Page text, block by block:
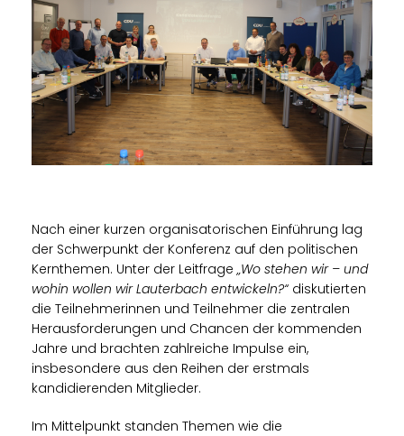
Nach einer kurzen organisatorischen Einführung lag
der Schwerpunkt der Konferenz auf den politischen
Kernthemen. Unter der LeitfrageWo stehen wir – und
wohin wollen wir Lauterbach entwickeln?“ diskutierten
die Teilnehmerinnen und Teilnehmer die zentralen
Herausforderungen und Chancen der kommenden
Jahre und brachten zahlreiche Impulse ein,
insbesondere aus den Reihen der erstmals
kandidierenden Mitglieder.
Im Mittelpunkt standen Themen wie die